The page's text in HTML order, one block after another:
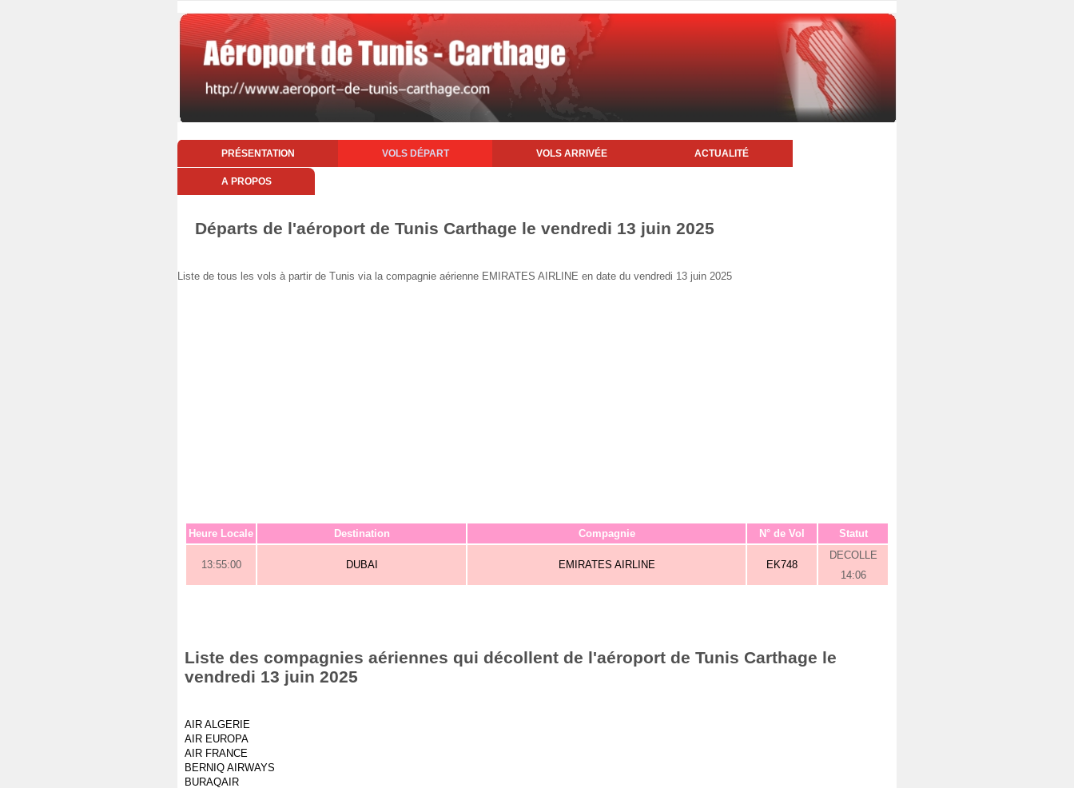
PRÉSENTATION VOLS DÉPART VOLS ARRIVÉE ACTUALITÉ
A PROPOS
Départs de l'aéroport de Tunis Carthage le vendredi 13 juin 2025
Liste de tous les vols à partir de Tunis via la compagnie aérienne EMIRATES AIRLINE en date du vendredi 13 juin 2025
Heure Locale Destination Compagnie N° de Vol Statut
13:55:00 DUBAI EMIRATES AIRLINE EK748
DECOLLE
14:06
Liste des compagnies aériennes qui décollent de l'aéroport de Tunis Carthage le
vendredi 13 juin 2025
AIR ALGERIE
AIR EUROPA
AIR FRANCE
BERNIQ AIRWAYS
BURAQAIR